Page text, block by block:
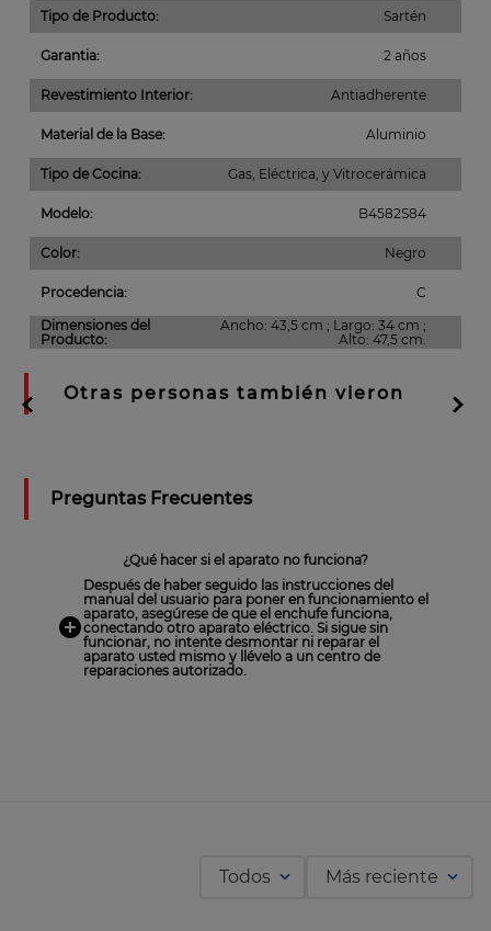
Tipo de Producto: Sartén
Garantia: 2 años
Revestimiento Interior: Antiadherente
Material de la Base: Aluminio
Tipo de Cocina: Gas, Eléctrica, y Vitrocerámica
Modelo: B4582S84
Color: Negro
Procedencia:
C
Dimensiones del
Producto:
Ancho: 43,5 cm ; Largo: 34 cm ;
Alto: 47,5 cm.
Otras personas también vieron
Preguntas Frecuentes
¿Qué hacer si el aparato no funciona?
Después de haber seguido las instrucciones del
manual del usuario para poner en funcionamiento el
aparato, asegúrese de que el enchufe funciona,
conectando otro aparato eléctrico. Si sigue sin
funcionar, no intente desmontar ni reparar el
aparato usted mismo y llévelo a un centro de
reparaciones autorizado.
Más reciente
Todos